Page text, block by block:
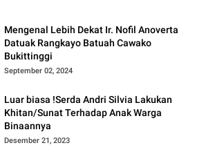
Mengenal Lebih Dekat Ir. Nofil Anoverta
Datuak Rangkayo Batuah Cawako
Bukittinggi
September 02, 2024
Luar biasa !Serda Andri Silvia Lakukan
Khitan/Sunat Terhadap Anak Warga
Binaannya
Desember 21, 2023